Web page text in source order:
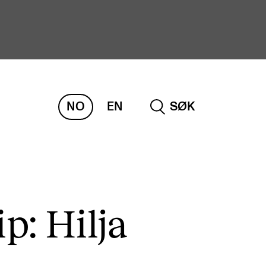
NO EN
SØK
Hilja